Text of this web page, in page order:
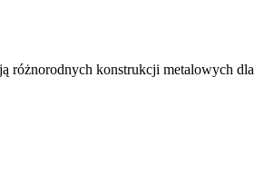
różnorodnych konstrukcji metalowych dla